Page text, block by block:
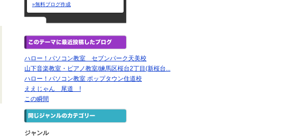
»無料ブログ作成
ハロー！パソコン教室 セブンパーク天美校
山下音楽教室・ピアノ教室/練馬区桜台2丁目(新桜台...
ハロー！パソコン教室 ポップタウン住道校
ええじゃん 尾道 !
この瞬間
ジャンル